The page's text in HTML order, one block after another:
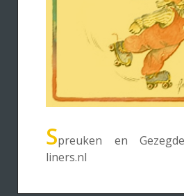
Spreuken en
liners.nl